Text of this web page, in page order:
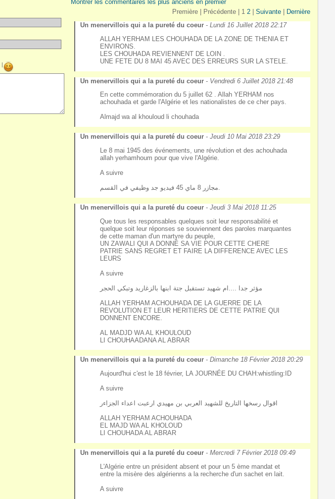
|
Montrer les commentaires les plus anciens en premier
Première |
Précédente | 1 2 Suivante
Dernière
Un menervillois qui a la pureté du coeur -Lundi 16 Juillet 2018 22:17
ALLAH YERHAM LES CHOUHADA DE LA ZONE DE THENIA ET
ENVIRONS.
LES CHOUHADA REVIENNENT DE LOIN .
UNE FETE DU 8 MAI 45 AVEC DES ERREURS SUR LA STELE.
Un menervillois qui a la pureté du coeur - Vendredi 6 Juillet 2018 21:48
En cette commémoration du 5 juillet 62 . Allah YERHAM nos
achouhada et garde l'Algérie et les nationalistes de ce cher pays.
Almajd wa al khouloud li chouhada
Un menervillois qui a la pureté du coeur -Jeudi 10 Mai 2018 23:29
Le 8 mai 1945 des événements, une révolution et des achouhada
allah yerhamhoum pour que vive l'Algérie.
A suivre
Un menervillois qui a la pureté du coeur -Jeudi 3 Mai 2018 11:25
Que tous les responsables quelques soit leur responsabilité et
quelque soit leur réponses se souviennent des paroles marquantes
de cette maman d'un martyre du peuple,
UN ZAWALI QUI A DONNÉ SA VIE POUR CETTE CHERE
PATRIE SANS REGRET ET FAIRE LA DIFFERENCE AVEC LES
LEURS
A suivre
مؤثر جدا ....ام شهيد تستقبل جتة ابنها بالزغاريد وتبكي الحجر
ALLAH YERHAM ACHOUHADA DE LA GUERRE DE LA
REVOLUTION ET LEUR HERITIERS DE CETTE PATRIE QUI
DONNENT ENCORE.
AL MADJD WA AL KHOULOUD
LI CHOUHAADANA AL ABRAR
Un menervillois qui a la pureté du coeur -Dimanche 18 Février 2018 20:29
Aujourd'hui c'est le 18 février, LA JOURNÉE DU CHAH:whistling:ID
A suivre
اقوال رسخها التاريخ للشهيد العربي بن مهيدي ارعبت اعداء الجزاءر
ALLAH YERHAM ACHOUHADA
EL MAJD WA AL KHOLOUD
LI CHOUHADA AL ABRAR
Un menervillois qui a la pureté du coeur -Mercredi 7 Février 2018 09:49
L'Algérie entre un président absent et pour un 5 ème mandat et
entre la misère des algérienns a la recherche d'un sachet en lait.
A suivre